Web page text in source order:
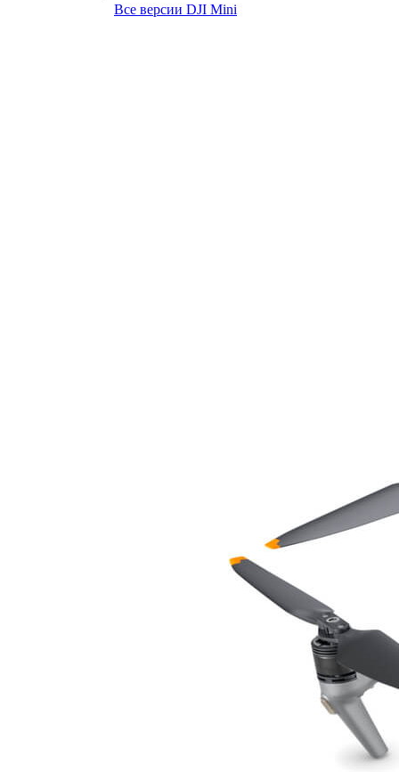
Все версии DJI Mini